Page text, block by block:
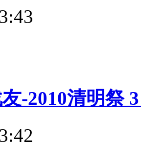
-2010清明祭